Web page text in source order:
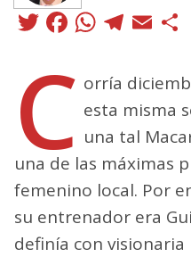
Twitter
Facebook
C orría
esta misma
una tal
una de las máximas
femenino local. Por
su entrenador era
definía con visionaria